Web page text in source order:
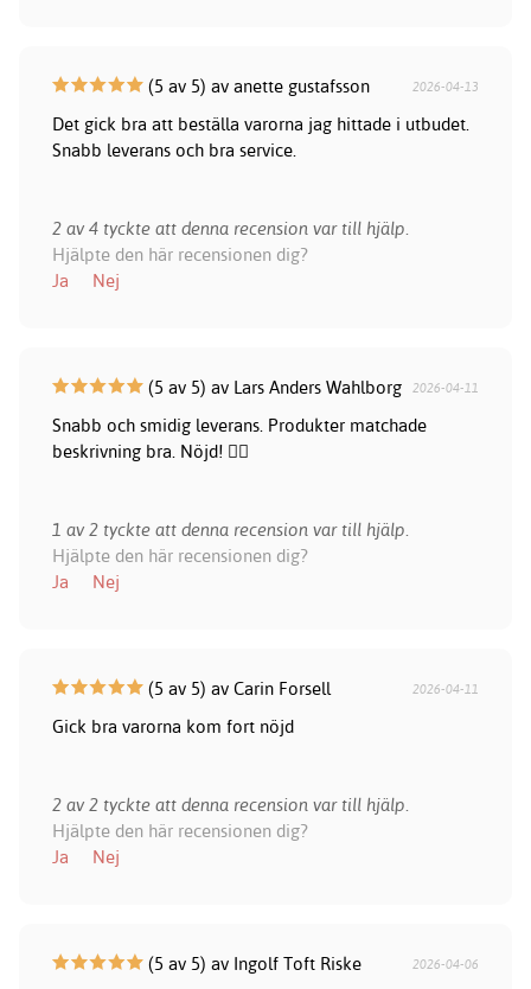
(5 av 5) av anette gustafsson 2026-04-13
Det gick bra att beställa varorna jag hittade i utbudet.
Snabb leverans och bra service.
2 av 4 tyckte att denna recension var till hjälp.
Hjälpte den här recensionen dig?
Ja
Nej
(5 av 5) av Lars Anders Wahlborg 2026-04-11
Snabb och smidig leverans. Produkter matchade
beskrivning bra. Nöjd! 👍🏻
1 av 2 tyckte att denna recension var till hjälp.
Hjälpte den här recensionen dig?
Ja
Nej
(5 av 5) av Carin Forsell 2026-04-11
Gick bra varorna kom fort nöjd
2 av 2 tyckte att denna recension var till hjälp.
Hjälpte den här recensionen dig?
Ja
Nej
(5 av 5) av Ingolf Toft Riske 2026-04-06